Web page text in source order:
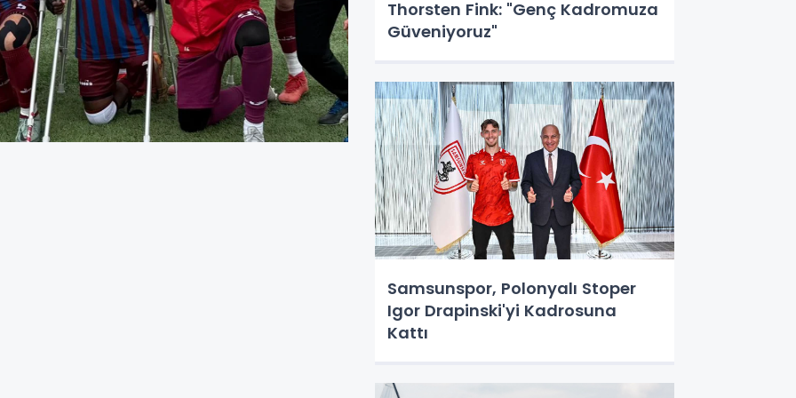
Thorsten Fink: "Genç Kadromuza
Güveniyoruz"
Samsunspor, Polonyalı Stoper
Igor Drapinski'yi Kadrosuna
Kattı